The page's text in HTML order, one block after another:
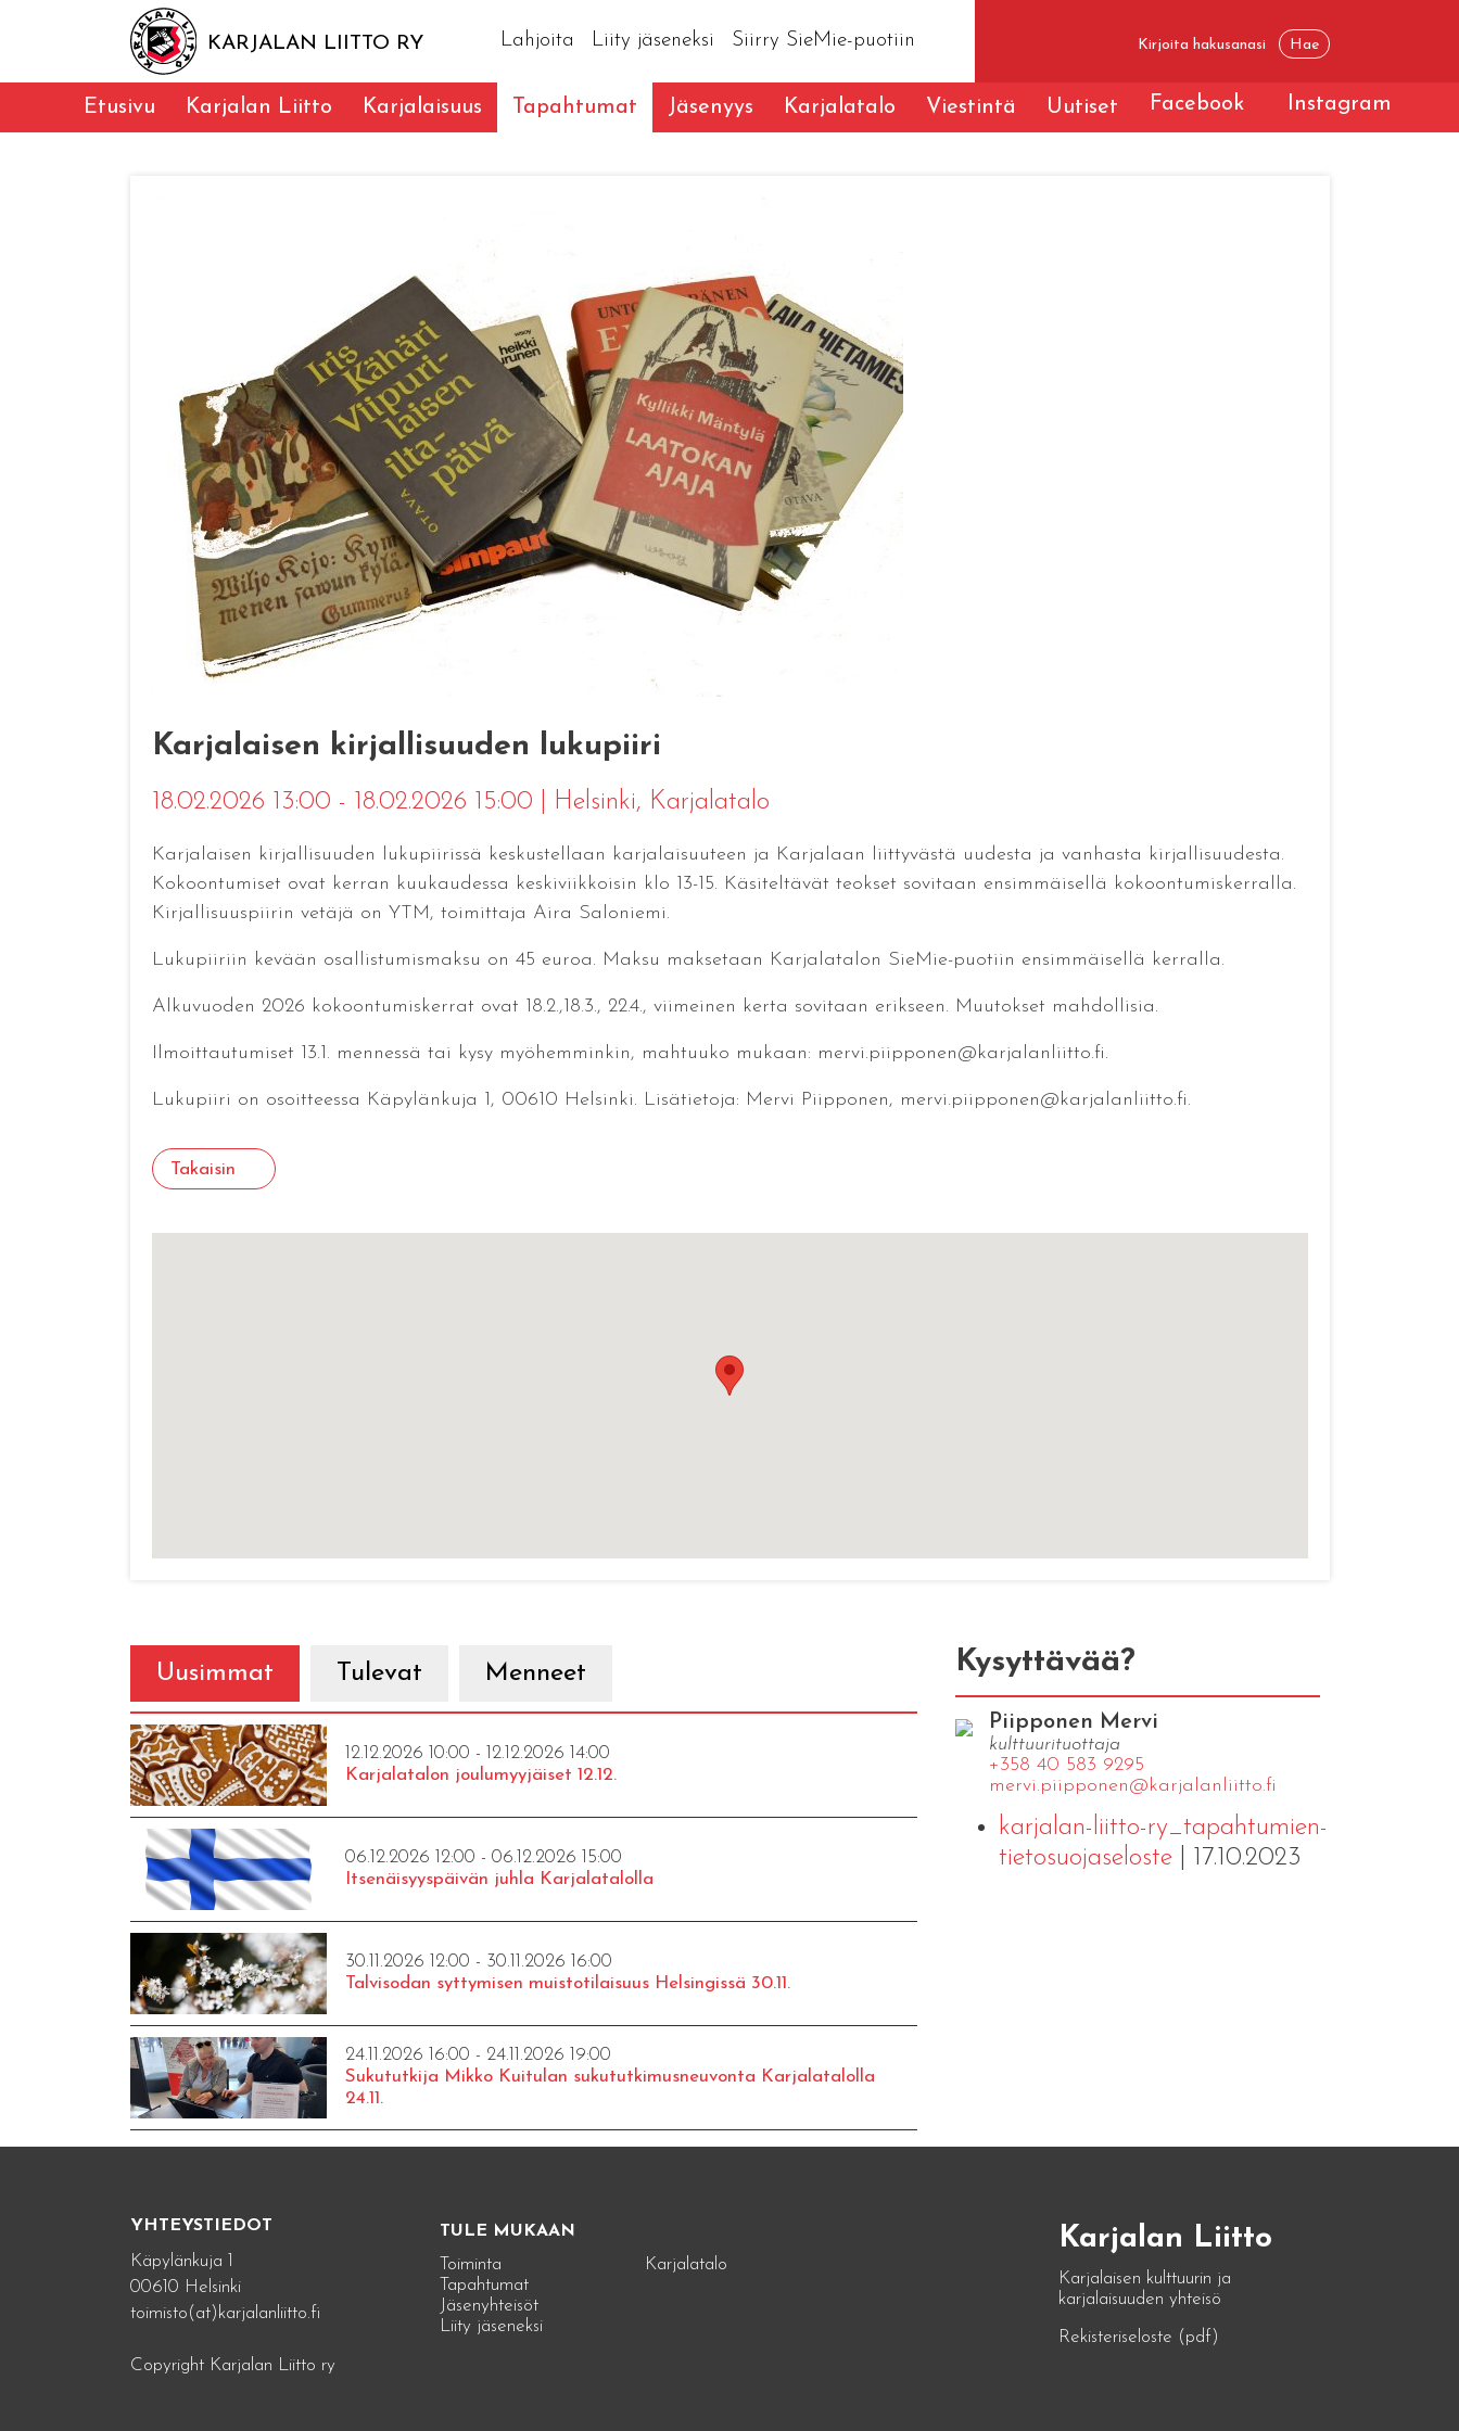
KARJALAN LIITTO RY Lahjoita Liity jäseneksi Siirry SieMie-puotiin
Etusivu Karjalan Liitto Karjalaisuus Tapahtumat Jäsenyys Karjalatalo Viestintä Uutiset Facebook Instagram
Karjalaisen kirjallisuuden lukupiiri
18.02.2026 13:00 - 18.02.2026 15:00 Helsinki, Karjalatalo
Karjalaisen kirjallisuuden lukupiirissä keskustellaan karjalaisuuteen ja Karjalaan liittyvästä uudesta ja vanhasta kirjallisuudesta.
Kokoontumiset ovat kerran kuukaudessa keskiviikkoisin klo 13-15. Käsiteltävät teokset sovitaan ensimmäisellä kokoontumiskerralla.
Kirjallisuuspiirin vetäjä on YTM, toimittaja Aira Saloniemi.
Lukupiiriin kevään osallistumismaksu on 45 euroa. Maksu maksetaan Karjalatalon SieMie-puotiin ensimmäisellä kerralla.
Alkuvuoden 2026 kokoontumiskerrat ovat 18.2.,18.3., 22.4., viimeinen kerta sovitaan erikseen. Muutokset mahdollisia.
Ilmoittautumiset 13.1. mennessä tai kysy myöhemminkin, mahtuuko mukaan: mervi.piipponen@karjalanliitto.fi.
Lukupiiri on osoitteessa Käpylänkuja 1, 00610 Helsinki. Lisätietoja: Mervi Piipponen, mervi.piipponen@karjalanliitto.fi.
Takaisin
Uusimmat Tulevat Menneet
12.12.2026 10:00 - 12.12.2026 14:00
Karjalatalon joulumyyjäiset 12.12.
06.12.2026 12:00 - 06.12.2026 15:00
Itsenäisyyspäivän juhla Karjalatalolla
30.11.2026 12:00 - 30.11.2026 16:00
Talvisodan syttymisen muistotilaisuus Helsingissä 30.11.
24.11.2026 16:00 - 24.11.2026 19:00
Sukututkija Mikko Kuitulan sukututkimusneuvonta Karjalatalolla
24.11.
Kysyttävää?
Piipponen Mervi
kulttuurituottaja
+358 40 583 9295
mervi.​piipponen@​kar​jala​nlii​tto.​fi
karjalan-liitto-ry_tapahtumien-
tietosuojaseloste| 17.10.2023
YHTEYSTIEDOT
Käpylänkuja 1
00610 Helsinki
toimisto(at)karjalanliitto.fi
Copyright Karjalan Liitto ry
TULE MUKAAN
Toiminta
Tapahtumat
Jäsenyhteisöt
Liity jäseneksi
Karjalatalo
Karjalan Liitto
Karjalaisen kulttuurin ja
karjalaisuuden yhteisö
Rekisteriseloste (pdf)